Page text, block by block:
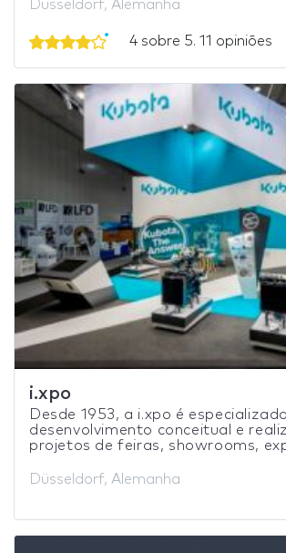
Düsseldorf, Alemanha
4 sobre 5. 11 opiniões
i.xpo
Desde 1953, a i.xpo é
desenvolvimento conceitual e
projetos de feiras, showrooms,
Düsseldorf, Alemanha